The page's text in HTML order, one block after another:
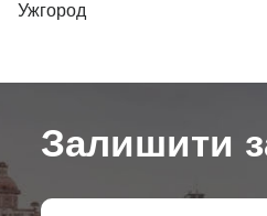
Ужгород
Залишити